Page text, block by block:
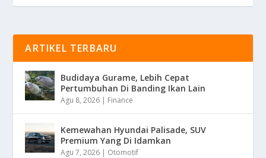
ARTIKEL TERBARU
Budidaya Gurame, Lebih Cepat
Pertumbuhan Di Banding Ikan Lain
Agu 8, 2026 | Finance
Kemewahan Hyundai Palisade, SUV
Premium Yang Di Idamkan
Agu 7, 2026 | Otomotif